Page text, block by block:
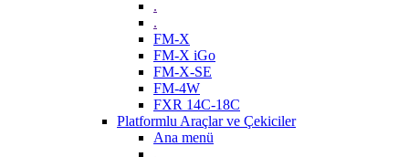
.
.
FM-X
FM-X iGo
FM-X-SE
FM-4W
FXR 14C-18C
Platformlu Araçlar ve Çekiciler
Ana menü